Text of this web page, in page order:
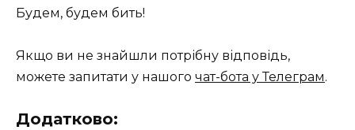
Будем, будем бить!
Якщо ви не знайшли потрібну відповідь,
можете запитати у нашого чат-бота у Телеграм.
Додатково: